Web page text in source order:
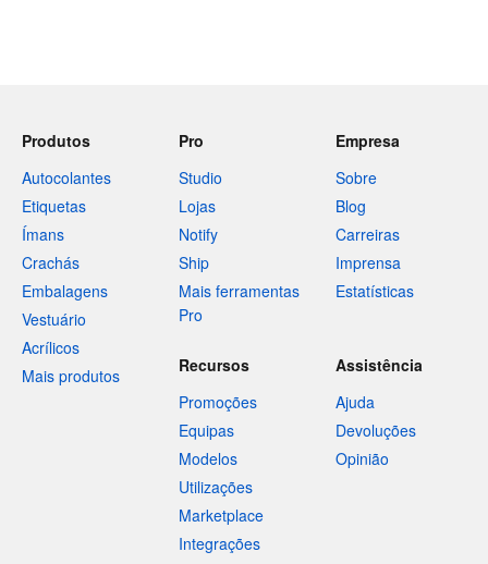
Produtos
Autocolantes
Etiquetas
Ímans
Crachás
Embalagens
Vestuário
Acrílicos
Mais produtos
Pro
Studio
Lojas
Notify
Ship
Mais ferramentas
Pro
Empresa
Sobre
Blog
Carreiras
Imprensa
Estatísticas
Recursos
Promoções
Equipas
Modelos
Utilizações
Marketplace
Integrações
Assistência
Ajuda
Devoluções
Opinião